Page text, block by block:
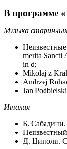
В программе
Музыка
merita Sancti
in d;
Mikolaj z
Andrzej
Jan
Италия
Б. Сабадини.
Д. Циполи.